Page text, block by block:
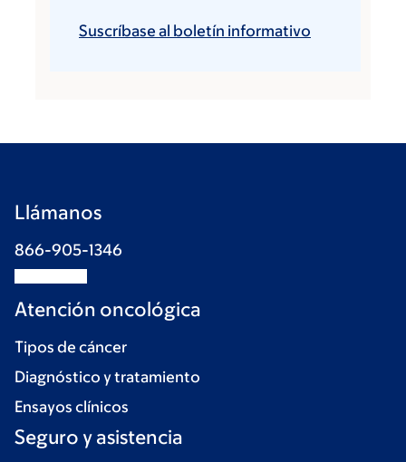
Suscríbase al boletín informativo
Llámanos
866-905-1346
Atención oncológica
Tipos de cáncer
Diagnóstico y tratamiento
Ensayos clínicos
Seguro y asistencia